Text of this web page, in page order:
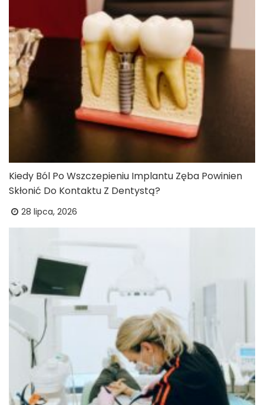
Kiedy Ból Po Wszczepieniu Implantu Zęba Powinien
Skłonić Do Kontaktu Z Dentystą?
28 lipca, 2026